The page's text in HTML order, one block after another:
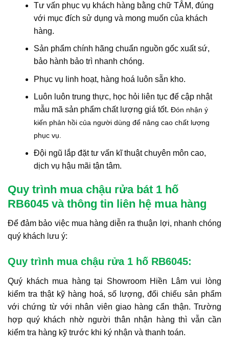
Tư vấn phục vụ khách hàng bằng chữ TÂM, đúng
với mục đích sử dụng và mong muốn của khách
hàng.
Sản phẩm chính hãng chuẩn nguồn gốc xuất sứ,
bảo hành bảo trì nhanh chóng.
Phục vụ linh hoạt, hàng hoá luôn sẵn kho.
Luôn luôn trung thực, học hỏi liên tục để cập nhật
mẫu mã sản phẩm chất lượng giá tốt. Đón nhận ý
kiến phản hồi của người dùng để nâng cao chất lượng
phục vụ.
Đội ngũ lắp đặt tư vấn kĩ thuật chuyên môn cao,
dịch vụ hậu mãi tận tâm.
Quy trình mua chậu rửa bát 1 hố
RB6045 và thông tin liên hệ mua hàng
Để đảm bảo việc mua hàng diễn ra thuận lợi, nhanh chóng
quý khách lưu ý:
Quy trình mua chậu rửa 1 hố RB6045:
Quý khách mua hàng tại Showroom Hiền Lâm vui lòng
kiểm tra thật kỹ hàng hoá, số lượng, đối chiếu sản phẩm
với chứng từ với nhân viên giao hàng cẩn thận. Trường
hợp quý khách nhờ người thân nhận hàng thì vẫn cần
kiểm tra hàng kỹ trước khi ký nhận và thanh toán.